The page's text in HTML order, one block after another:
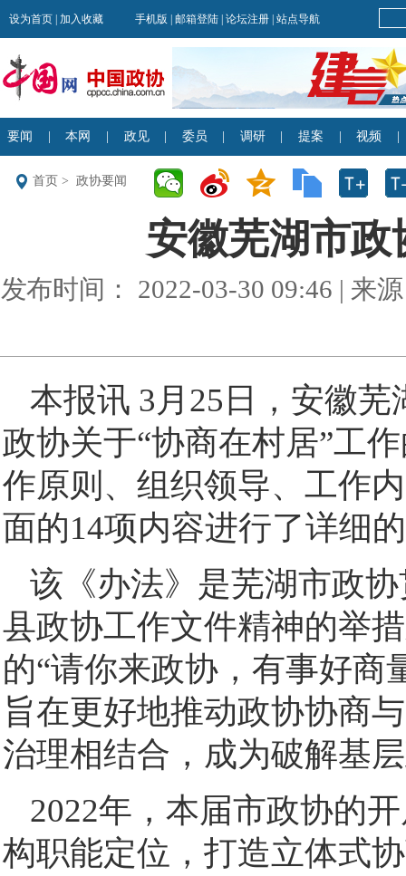
首页 > 政协要闻
安徽芜湖市政
发布时间： 2022-03-30 09:46 | 来
本报讯 3月25日，安徽
政协关于“协商在村居”工
作原则、组织领导、工作
面的14项内容进行了详细
该《办法》是芜湖市政
县政协工作文件精神的举
的“请你来政协，有事好商
旨在更好地推动政协协商
治理相结合，成为破解基
2022年，本届市政协的
构职能定位，打造立体式